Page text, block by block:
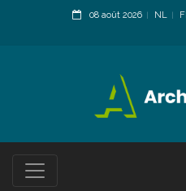
08 août 2026 NL